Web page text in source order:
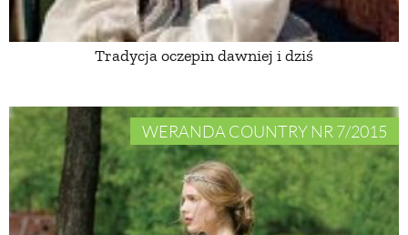
Tradycja oczepin dawniej i dziś
WERANDA COUNTRY NR 7/2015